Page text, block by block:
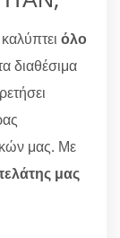
καλύπτει όλο
διαθέσιμα
μας. Με
μας